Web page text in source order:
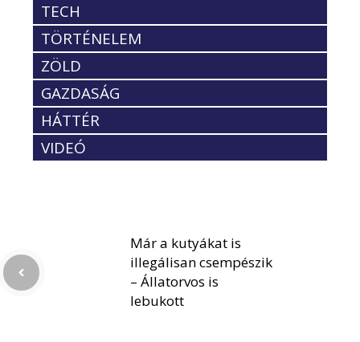
TECH
TÖRTÉNELEM
ZÖLD
GAZDASÁG
HÁTTÉR
VIDEÓ
Már a kutyákat is
illegálisan csempészik
– Állatorvos is
lebukott